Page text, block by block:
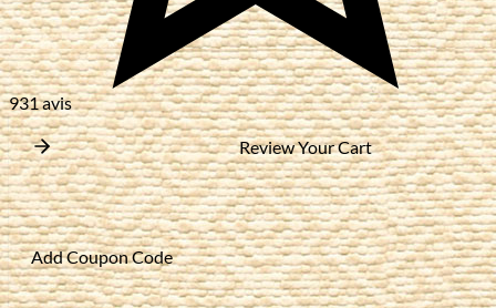
931 avis
Review Your Cart
Add Coupon Code